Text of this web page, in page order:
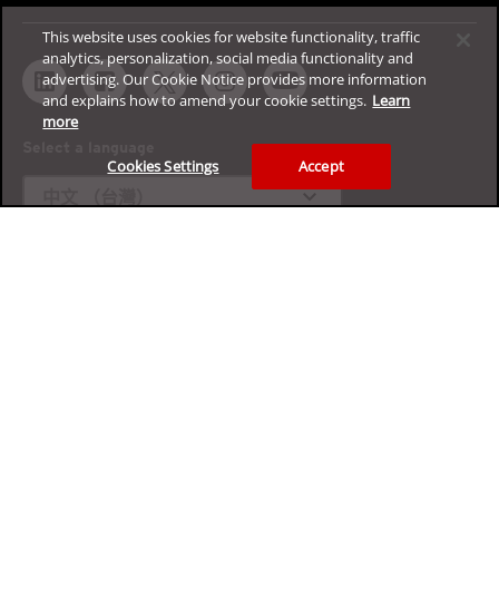
expand_more
This website uses cookies for website functionality, traffic
analytics, personalization, social media functionality and
advertising. Our Cookie Notice provides more information
and explains how to amend your cookie settings. Learn
more
Cookies Settings Accept